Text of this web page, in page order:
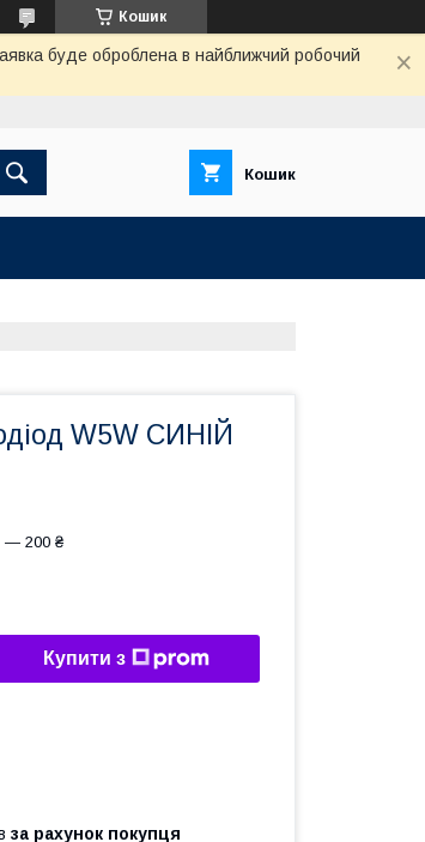
Кошик
буде оброблена в найближчий робочий
Кошик
W5W СИНІЙ
— 200 ₴
Купити з
за рахунок покупця